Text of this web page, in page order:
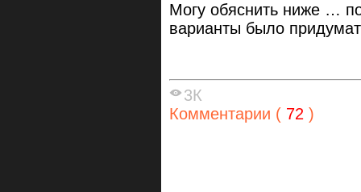
Могу обяснить ниже …
варианты было
3К
Комментарии ( 72 )